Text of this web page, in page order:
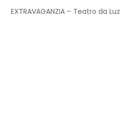
EXTRAVAGANZIA – Teatro da Luz